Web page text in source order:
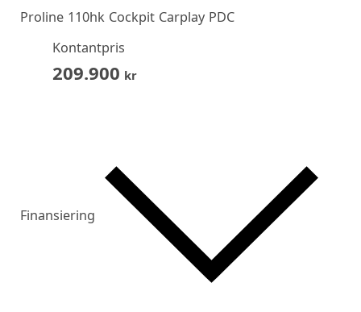
Proline 110hk Cockpit Carplay PDC
Kontantpris
209.900 kr
Finansiering